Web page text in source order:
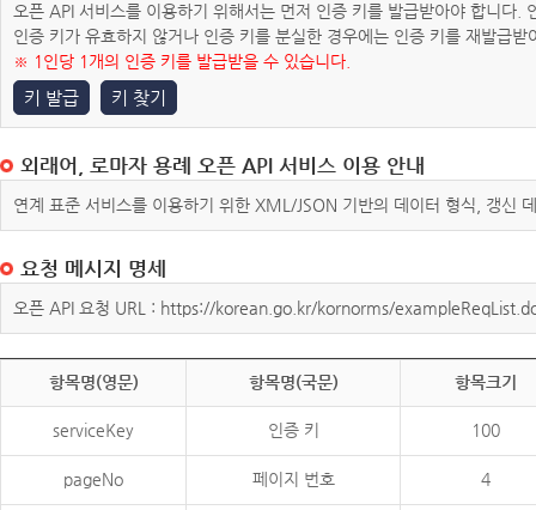
오픈 API 서비스를 이용하기 위해서는 먼저 인증 키를 발급받아야 합니다
인증 키가 유효하지 않거나 인증 키를 분실한 경우에는 인증 키를 재발급받
※ 1인당 1개의 인증 키를 발급받을 수 있습니다.
키 발급 키 찾기
외래어, 로마자 용례 오픈 API 서비스 이용 안내
연계 표준 서비스를 이용하기 위한 XML/JSON 기반의 데이터 형식, 갱신
요청 메시지 명세
오픈 API 요청 URL : https://korean.go.kr/kornorms/
항목명(영문) 항목명(국문) 항목크기
serviceKey 인증 키 100
pageNo 페이지 번호 4